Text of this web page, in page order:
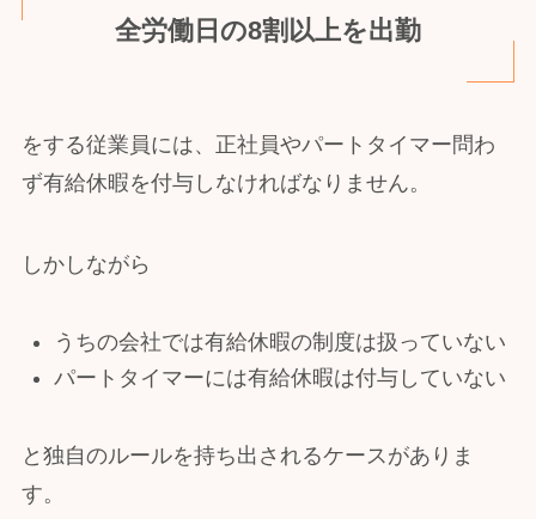
全労働日の8割以上を出勤
をする従業員には、正社員やパートタイマー問わ
ず有給休暇を付与しなければなりません。
しかしながら
うちの会社では有給休暇の制度は扱っていない
パートタイマーには有給休暇は付与していない
と独自のルールを持ち出されるケースがありま
す。